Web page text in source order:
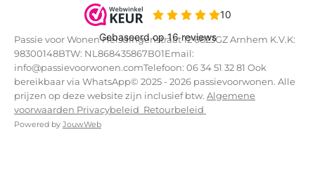
Passie voor Wonen Helsdingenstraat 12 6823GZ Arnhem K.V.K:
98300148BTW: NL868435867B01Email:
info@passievoorwonen.comTelefoon: 06 34 51 32 81 Ook
bereikbaar via WhatsApp© 2025 - 2026 passievoorwonen. Alle
prijzen op deze website zijn inclusief btw. Algemene
voorwaarden Privacybeleid Retourbeleid
Powered by JouwWeb